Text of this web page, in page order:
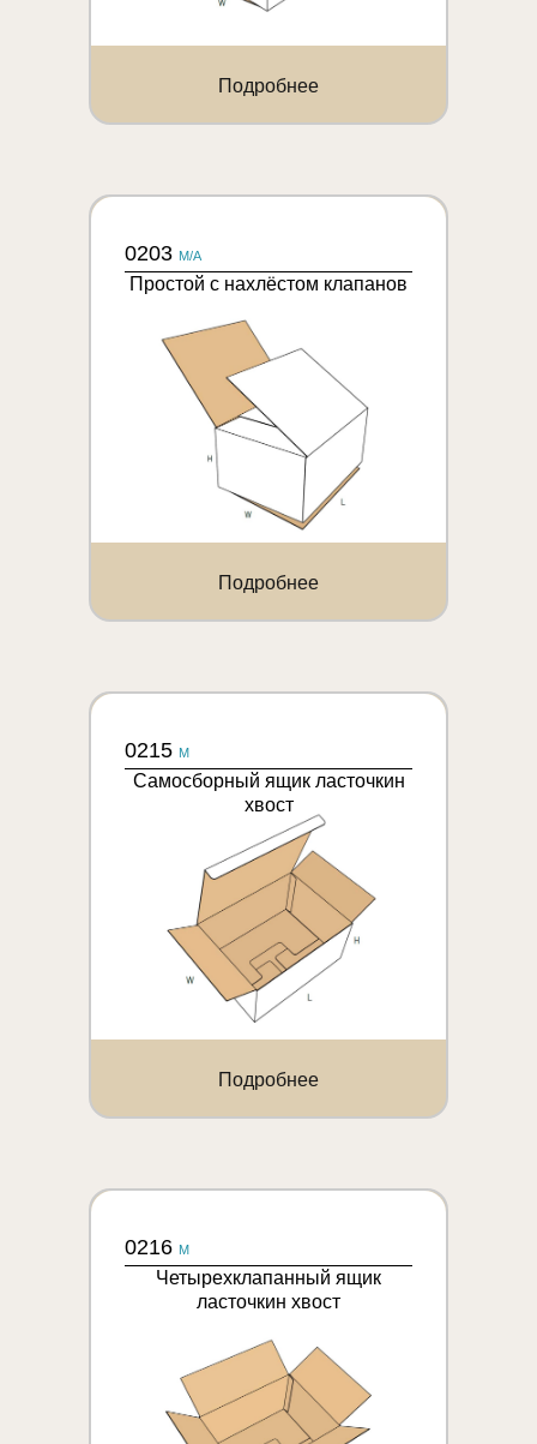
Подробнее
0203 M/A
Простой с нахлёстом клапанов
Подробнее
0215 M
Самосборный ящик ласточкин
хвост
Подробнее
0216 M
Четырехклапанный ящик
ласточкин хвост